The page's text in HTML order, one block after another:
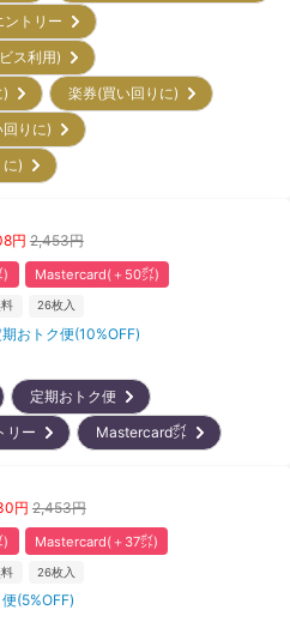
ントリー
ビス利用)
)
楽券(買い回りに)
回りに)
に)
円 2,453円
) Mastercard(＋50㌽)
26枚入
おトク便(10%OFF)
定期おトク便
リー
Mastercard㌽
円 2,453円
) Mastercard(＋37㌽)
26枚入
(5%OFF)